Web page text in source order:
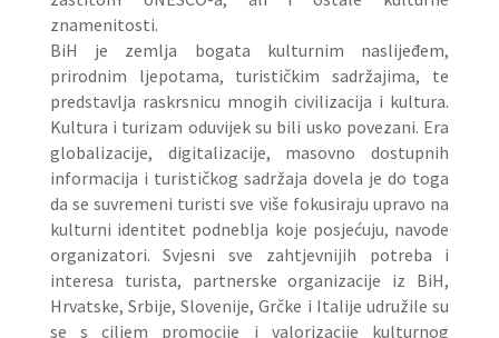
znamenitosti.
BiH je zemlja bogata kulturnim naslijeđem,
prirodnim ljepotama, turističkim sadržajima, te
predstavlja raskrsnicu mnogih civilizacija i kultura.
Kultura i turizam oduvijek su bili usko povezani. Era
globalizacije, digitalizacije, masovno dostupnih
informacija i turističkog sadržaja dovela je do toga
da se suvremeni turisti sve više fokusiraju upravo na
kulturni identitet podneblja koje posjećuju, navode
organizatori. Svjesni sve zahtjevnijih potreba i
interesa turista, partnerske organizacije iz BiH,
Hrvatske, Srbije, Slovenije, Grčke i Italije udružile su
se s ciljem promocije i valorizacije kulturnog